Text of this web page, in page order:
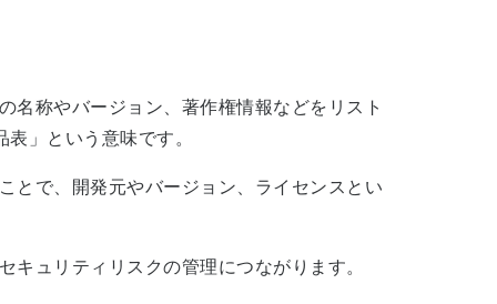
称やバージョン、著作権情報などをリスト
」という意味です。
とで、開発元やバージョン、ライセンスとい
ュリティリスクの管理につながります。